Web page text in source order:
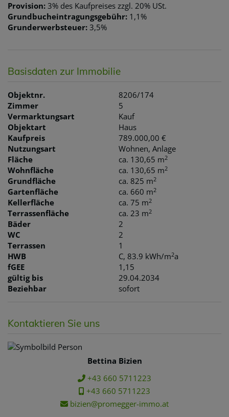
Provision: 3% des Kaufpreises zzgl. 20% USt.
Grundbucheintragungsgebühr: 1,1%
Grunderwerbsteuer: 3,5%
Basisdaten zur Immobilie
Objektnr.
8206/174
Zimmer
5
Vermarktungsart
Kauf
Objektart
Haus
Kaufpreis
789.000,00 €
Nutzungsart
Wohnen Anlage
Fläche
ca. 130,65 m2
Wohnfläche ca. 130,65 m2
Grundfläche ca. 825 m2
Gartenfläche ca. 660 m2
Kellerfläche ca. 75 m2
Terrassenfläche ca. 23 m2
Bäder
2
WC
2
Terrassen
1
HWB
C, 83.9 kWh/m2a
fGEE
1,15
gültig bis
29.04.2034
Beziehbar
sofort
Kontaktieren Sie uns
Bettina Bizien
+43 660 5711223
+43 660 5711223
bizien@promegger-immo.at